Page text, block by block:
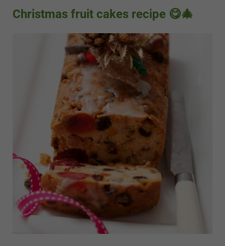
Christmas fruit cakes recipe 😋🎄